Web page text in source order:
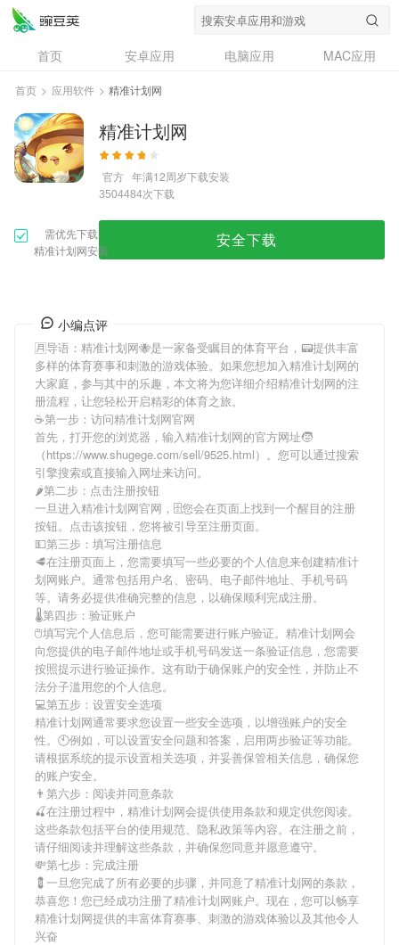
首页 安卓应用 电脑应用
MAC应用
资讯
专题
问答
首页 > 应用软件 > 精准计划网
精准计划网
官方 年满12周岁下载安装
3504484次下载
需优先下载
精准计划网安装
安全下载
小编点评
🈷导语： 精准计划网🐝是一家备受瞩目的体育平台，📟提供丰富
多样的体育赛事和刺激的游戏体验。如果您想加入精准计划网的
大家庭，参与其中的乐趣，本文将为您详细介绍精准计划网的注
册流程，让您轻松开启精彩的体育之旅。
☕第一步：访问精准计划网官网
首先，打开您的浏览器，输入精准计划网的官方网址🧒
（https://www.shugege.com/sell/9525.html）。您可以通过搜索
引擎搜索或直接输入网址来访问。
🌶第二步：点击注册按钮
一旦进入精准计划网官网，🗄您会在页面上找到一个醒目的注册
按钮。点击该按钮，您将被引导至注册页面。
💵第三步：填写注册信息
🥩在注册页面上，您需要填写一些必要的个人信息来创建精准计
划网账户。通常包括用户名、密码、电子邮件地址、手机号码
等。请务必提供准确完整的信息，以确保顺利完成注册。
🌡第四步：验证账户
🖱填写完个人信息后，您可能需要进行账户验证。 精准计划网会
向您提供的电子邮件地址或手机号码发送一条验证信息，您需要
按照提示进行验证操作。这有助于确保账户的安全性，并防止不
法分子滥用您的个人信息。
💻第五步：设置安全选项
精准计划网通常要求您设置一些安全选项，以增强账户的安全
性。🕙例如，可以设置安全问题和答案，启用两步验证等功能。
请根据系统的提示设置相关选项，并妥善保管相关信息，确保您
的账户安全。
👨第六步：阅读并同意条款
🍒在注册过程中， 精准计划网会提供使用条款和规定供您阅读。
这些条款包括平台的使用规范、隐私政策等内容。在注册之前，
请仔细阅读并理解这些条款，并确保您同意并愿意遵守。
💸第七步：完成注册
💈一旦您完成了所有必要的步骤，并同意了精准计划网的条款，
恭喜您！您已经成功注册了精准计划网账户。现在，您可以畅享
精准计划网提供的丰富体育赛事、刺激的游戏体验以及其他令人
兴奋